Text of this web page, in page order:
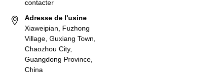
contacter
Adresse de l'usine
Xiaweipian, Fuzhong
Village, Guxiang Town,
Chaozhou City,
Guangdong Province,
China